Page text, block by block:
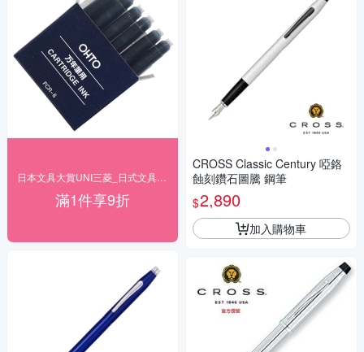
滿1件享9折
CROSS Classic Century 啞鉻
蝕刻鑽石圖騰 鋼筆
$2,890
加入購物車